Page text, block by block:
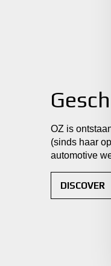
OZ is
(sinds haar
automotive
DISCOVER